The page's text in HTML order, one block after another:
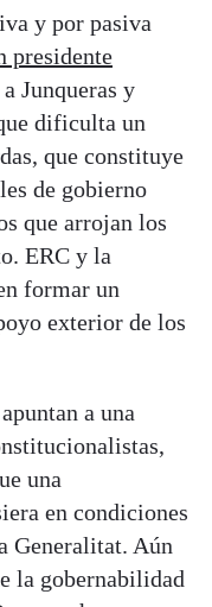
y por pasiva
presidente
Junqueras y
dificulta un
que constituye
de gobierno
que arrojan los
ERC y la
formar un
exterior de los
a una
una
en condiciones
Generalitat. Aún
la gobernabilidad